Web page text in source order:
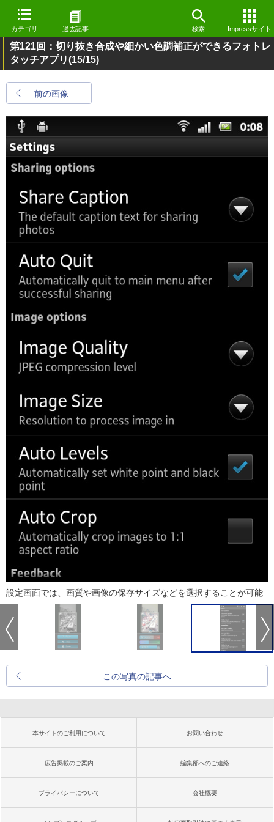
カテゴリ 過去記事 検索 Impressサイト
第121回：切り抜き合成や細かい色調補正ができるフォトレ
タッチアプリ(15/15)
前の画像
設定画面では、画質や画像の保存サイズなどを選択することが可能
この写真の記事へ
本サイトのご利用について お問い合わせ
広告掲載のご案内 編集部へのご連絡
プライバシーについて 会社概要